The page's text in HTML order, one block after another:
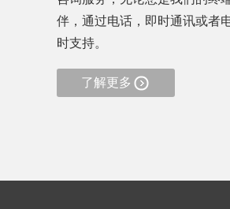
伴，通过电话，即时通讯或者
时支持。
了解更多